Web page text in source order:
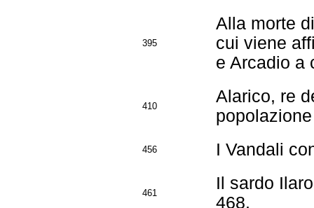
395
Alla morte
cui viene
e Arcadio a
410
Alarico, re
456 I Vandali
461
Il sardo
468.